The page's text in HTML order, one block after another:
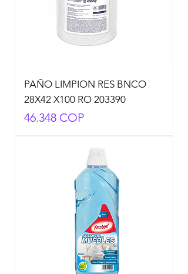
PAÑO LIMPION RES BNCO
28X42 X100 RO 203390
Precio
46.348 COP